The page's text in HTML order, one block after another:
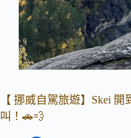
【 挪威自駕旅遊】Skei
叫！🚗💨